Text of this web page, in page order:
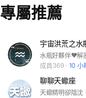
專屬推薦
宇宙洪荒之水
水瓶好夥伴❤️解
成員369
10 小
聊聊天蠍座